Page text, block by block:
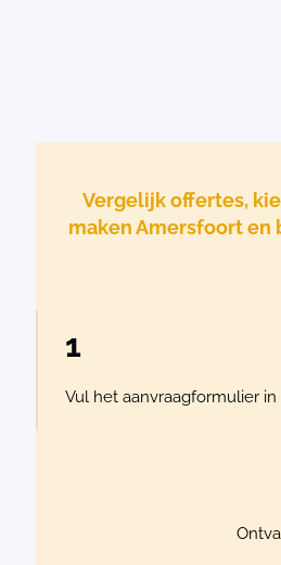
Vergelijk offertes,
maken Amersfoort en
1
Vul het aanvraagformulier in